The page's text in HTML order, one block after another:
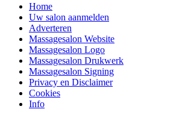
Home
Uw salon aanmelden
Adverteren
Massagesalon Website
Massagesalon Logo
Massagesalon Drukwerk
Massagesalon Signing
Privacy en Disclaimer
Cookies
Info